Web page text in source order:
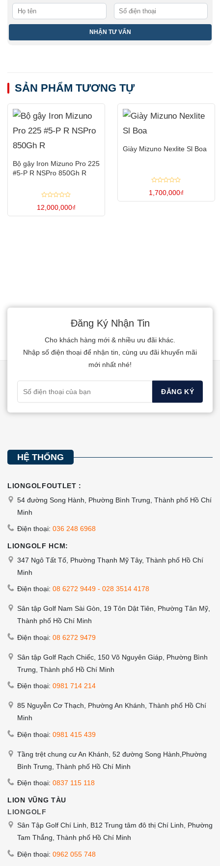
SẢN PHẨM TƯƠNG TỰ
Bộ gậy Iron Mizuno Pro 225
#5-P R NSPro 850Gh R
xếp
hạng
12,000,000₫
Sản
Các
chọn
trên
Giày Mizuno Nexlite Sl Boa
xếp
hạng
1,700,000₫
Sản
có
thể
được
chọn
Đăng Ký Nhận Tin
Cho khách hàng mới & nhiều ưu đãi khác.
Nhập số điện thoại để nhận tin, cùng ưu đãi khuyến mãi
mới nhất nhé!
HỆ THỐNG
LIONGOLFOUTLET :
54 đường Song Hành, Phường Bình Trưng, Thành phố Hồ Chí
Minh
Điện thoại: 036 248 6968
LIONGOLF HCM:
347 Ngô Tất Tố, Phường Thạnh Mỹ Tây, Thành phố Hồ Chí
Minh
Điện thoại: 08 6272 9449 - 028 3514 4178
Sân tập Golf Nam Sài Gòn, 19 Tôn Dật Tiên, Phường Tân Mỹ,
Thành phố Hồ Chí Minh
Điện thoại: 08 6272 9479
Sân tập Golf Rạch Chiếc, 150 Võ Nguyên Giáp, Phường Bình
Trưng, Thành phố Hồ Chí Minh
Điện thoại: 0981 714 214
85 Nguyễn Cơ Thạch, Phường An Khánh, Thành phố Hồ Chí
Minh
Điện thoại: 0981 415 439
Tầng trệt chung cư An Khánh, 52 đường Song Hành,Phường
Bình Trưng, Thành phố Hồ Chí Minh
Điện thoại: 0837 115 118
LION VŨNG TÀU
LIONGOLF
Sân Tập Golf Chí Linh, B12 Trung tâm đô thị Chí Linh, Phường
Tam Thắng, Thành phố Hồ Chí Minh
Điện thoại: 0962 055 748